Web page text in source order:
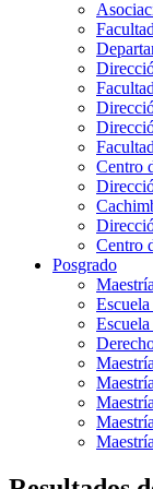
Centro
Centro
Posgrado